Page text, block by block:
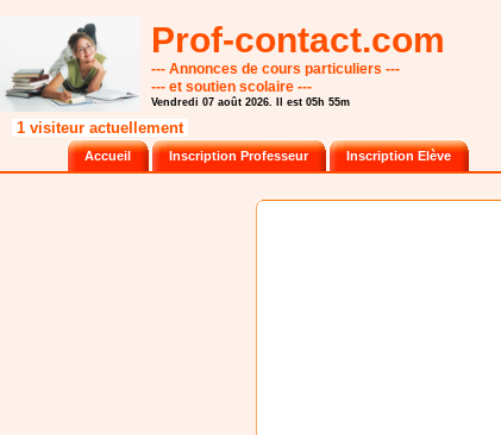
Prof-contact.com
--- Annonces de cours particuliers ---
--- et soutien scolaire ---
Vendredi 07 août 2026. Il est 05h 55m
1 visiteur actuellement
Accueil Inscription Professeur Inscription Elève